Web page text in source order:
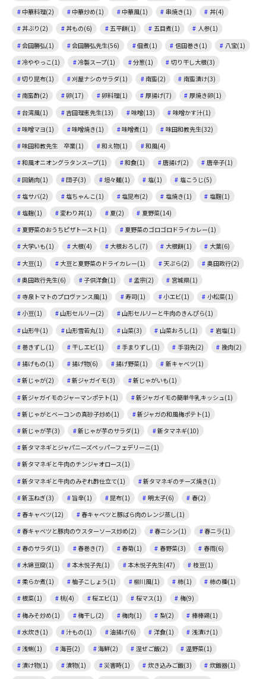
中華料理(2)
中華炒め(1) 中華風(1) 串焼き(1)
丼(4)
丼ぶり(2)
丼もの(6) 五平餅(1) 五目煮(1)
人参(1)
会田勝弘(1)
会田勝弘先生(56) 佃煮(1) 信田巻き(1)
八宝(1)
冷ややっこ(1)
冷製スープ(1) 分葱(1)
切り干し大根(3)
切り昆布(1)
刈屋ナシのサラダ(1) 南蛮(2)
南蛮漬け(3)
南蛮酢(2)
卵(17) 卵料理(1) 厚揚げ(7)
厚焼き卵(1)
台湾風(1)
吉田理恵先生(13) 味噌(13)
味噌かす汁(1)
味噌マヨ(1)
味噌焼き(1) 味噌煮(1)
味田和教先生(32)
味田和教先生 卒業(1)
和え物(1)
和風(4)
和風オニオングラタンスープ(1)
和食(1) 唐揚げ(2)
唐辛子(1)
回鍋肉(1)
団子(3) 坦々麺(1) 塩(1)
塩こうじ(5)
塩サバ(2)
塩ちゃんこ(1) 塩昆布(2) 塩焼き(1)
塩麴(1)
塩麹(1)
変わり丼(1) 夏(2)
夏野菜(14)
夏野菜のおうちピザトースト(1)
夏野菜のゴロゴロドライカレー(1)
大学いも(1)
大根(4) 大根おろし(7) 大根餅(1)
大葉(6)
大豆(1)
大豆と夏野菜のドライカレー(1) 天ぷら(2)
奥田政行(2)
奥田政行先生(6)
子供洋食(1) 孟宗(2)
宮城県(1)
寺泉トマトのプロヴァンス風(1)
寿司(1) 小エビ(1)
小松菜(1)
小豆(1)
山形セルリー(2)
山形セルリーと牛肉のきんぴら(1)
山形牛(1)
山形雪若丸(1) 山菜(3) 山菜おろし(1)
岩塩(1)
巻きずし(1)
干しエビ(1) 手まりずし(1) 手羽先(2)
挽肉(2)
揚げもの(1)
揚げ物(6) 揚げ野菜(1)
新キャベツ(1)
新じゃが(2)
新ジャガイモ(3)
新じゃがいも(1)
新ジャガイモのジャーマンポテト(1)
新ジャガイモの簡単牛乳キッシュ(1)
新じゃがとベーコンの真砂子炒め(1)
新ジャガの和風梅ポテト(1)
新じゃが芋(3)
新じゃが芋のサラダ(1)
新タマネギ(10)
新タマネギとジャパニーズペッパーフェデリーニ(1)
新タマネギと牛肉のチンジャオロース(1)
新タマネギと牛肉のみぞれ酢仕立て(1)
新タマネギのチーズ焼き(1)
新玉ねぎ(3)
旨辛(1) 昆布(1) 明太子(6)
春(2)
春キャベツ(12)
春キャベツと豚ばら肉のレンジ蒸し(1)
春キャベツと豚肉のウスターソース炒め(2)
春ニシン(1)
春ニラ(1)
春のサラダ(1)
春巻き(7) 春菊(1) 春野菜(3)
春雨(6)
木綿豆腐(1)
本木悦子先(1) 本木悦子先生(47)
枝豆(1)
柔らか煮(1)
柚子こしょう(1) 柳川風(1) 柿(1)
柿の種(1)
根菜(1)
桃(4) 桜エビ(1) 桜マス(1)
梅(9)
梅みそ炒め(1)
梅干し(2) 梅肉(1) 梨(2)
棒棒鶏(1)
水炊き(1)
汁もの(1) 油揚げ(6) 洋食(1)
浅漬け(1)
浅蜊(1)
海苔(2) 海鮮(2) 混ぜご飯(2)
温野菜(1)
漬け物(1)
漬物(1) 災害時(1) 炊き込みご飯(3)
炊飯器(1)